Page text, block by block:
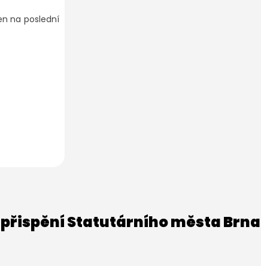
na poslední
Statutárního města Brna